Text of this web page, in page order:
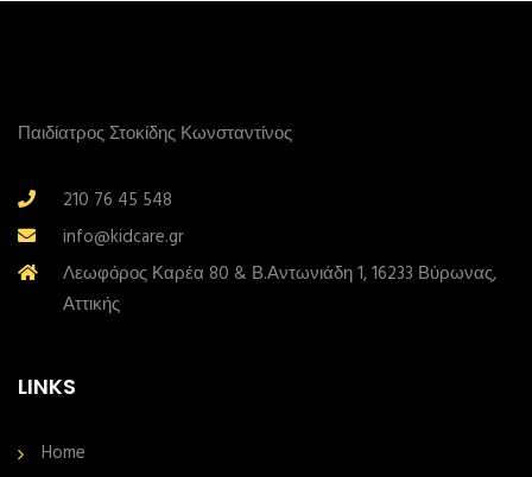
Παιδίατρος Στοκίδης Κωνσταντίνος
210 76 45 548
info@kidcare.gr
Λεωφόρος Καρέα 80 & Β.Αντωνιάδη 1, 16233 Βύρωνας,
Αττικής
LINKS
Home